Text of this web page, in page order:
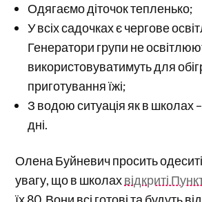
Одягаємо діточок тепленько;
У всіх садочках є чергове
Генератори групи не
використовуватимуть для
приготування їжі;
З водою ситуація як в школах
дні.
Олена Буйневич просить
увагу, що в школахвідкриті